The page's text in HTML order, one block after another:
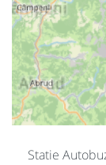
Statie